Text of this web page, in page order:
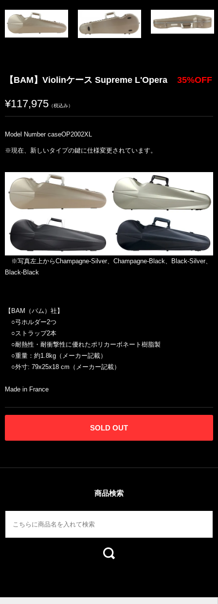
【BAM】Violinケース Supreme L'Opera 35%OFF
¥117,975 （税込み）
Model Number caseOP2002XL
※現在、新しいタイプの鍵に仕様変更されています。
※写真左上からChampagne-Silver、Champagne-Black、Black-Silver、
Black-Black
【BAM（バム）社】
○弓ホルダー2つ
○ストラップ2本
○耐熱性・耐衝撃性に優れたポリカーボネート樹脂製
○重量：約1.8kg（メーカー記載）
○外寸: 79x25x18 cm（メーカー記載）
Made in France
SOLD OUT
商品検索